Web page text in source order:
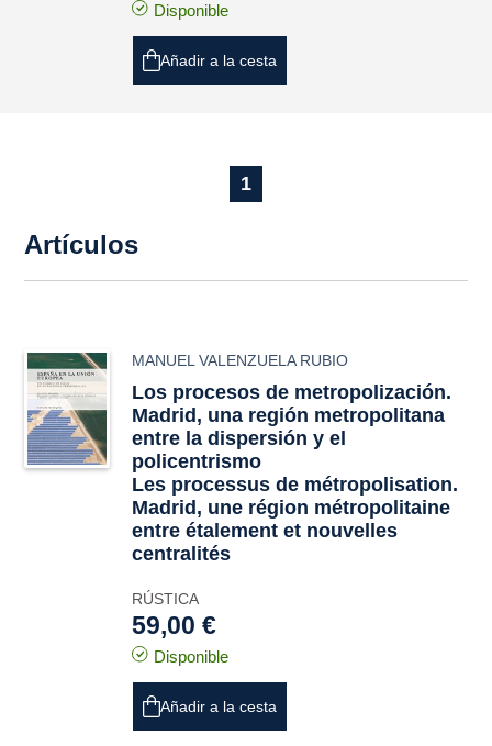
Disponible
Añadir a la cesta
1
Artículos
MANUEL VALENZUELA RUBIO
Los procesos de metropolización.
Madrid, una región metropolitana
entre la dispersión y el
policentrismo
Les processus de métropolisation.
Madrid, une région métropolitaine
entre étalement et nouvelles
centralités
RÚSTICA
59,00 €
Disponible
Añadir a la cesta